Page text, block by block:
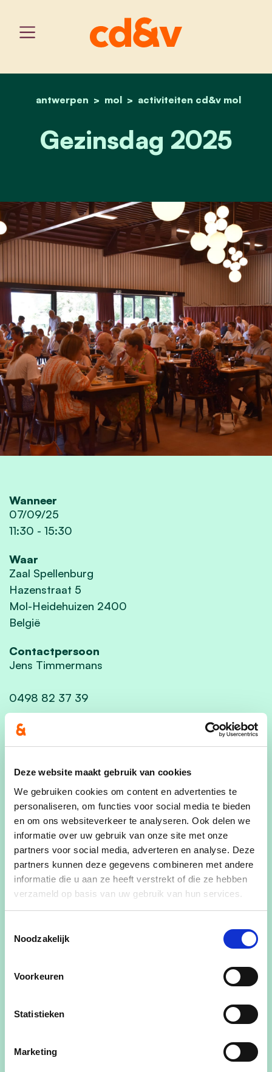
Deze website maakt gebruik van cookies
We gebruiken cookies om content en advertenties te
personaliseren, om functies voor social media te bieden
en om ons websiteverkeer te analyseren. Ook delen we
informatie over uw gebruik van onze site met onze
partners voor social media, adverteren en analyse. Deze
partners kunnen deze gegevens combineren met andere
informatie die u aan ze heeft verstrekt of die ze hebben
verzameld op basis van uw gebruik van hun services.
Noodzakelijk
Voorkeuren
Statistieken
Marketing
home
antwerpen mol activiteiten cd&v mol
gezinsdag 2025
Gezinsdag 2025
Wanneer
07/09/25
11:30 - 15:30
Waar
Zaal Spellenburg
Hazenstraat 5
Mol-Heidehuizen 2400
België
Contactpersoon
Jens Timmermans
0498 82 37 39
Deel dit evenement
Op zondag 7 september 2025 is het weer tijd
voor onze jaarlijkse gezinsdag. Een dag waarop
we u allen uitnodigen om een lekker hapje te
komen eten in zaal Spellenburg, Hazenstraat 5 te
Mol-Heidehuizen.
• Mosselen
• Vegetarische schotel
• Curryworst (2 stuks)
Om alles vlot te laten verlopen, vragen wij om
vooraf in te schrijven voor zondag 31 augustus